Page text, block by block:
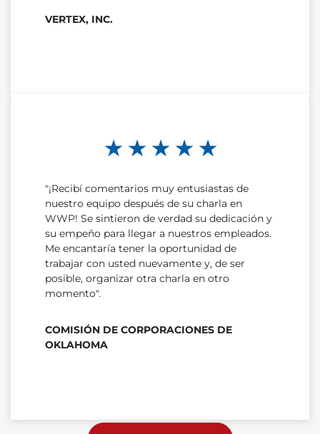
VERTEX, INC.
★ ★ ★ ★ ★
"¡Recibí comentarios muy entusiastas de
nuestro equipo después de su charla en
WWP! Se sintieron de verdad su dedicación y
su empeño para llegar a nuestros empleados.
Me encantaría tener la oportunidad de
trabajar con usted nuevamente y, de ser
posible, organizar otra charla en otro
momento".
COMISIÓN DE CORPORACIONES DE
OKLAHOMA